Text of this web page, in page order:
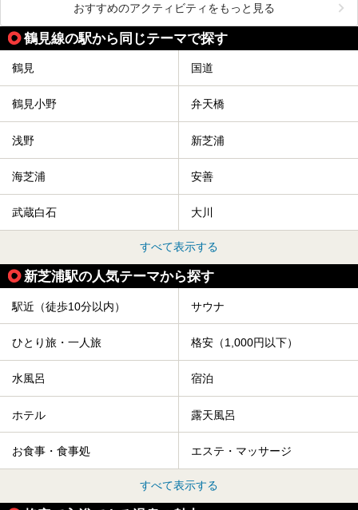
おすすめのアクティビティをもっと見る
鶴見線の駅から同じテーマで探す
鶴見 国道
鶴見小野 弁天橋
浅野 新芝浦
海芝浦 安善
武蔵白石 大川
すべて表示する
新芝浦駅の人気テーマから探す
駅近（徒歩10分以内） サウナ
ひとり旅・一人旅 格安（1,000円以下）
水風呂 宿泊
ホテル 露天風呂
お食事・食事処 エステ・マッサージ
すべて表示する